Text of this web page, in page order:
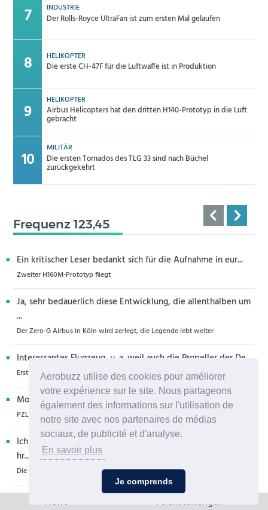
Aerobuzz utilise des cookies pour améliorer
votre expérience sur le site. Nous partageons
également des informations sur l'utilisation de
notre site avec nos partenaires de médias
sociaux, de publicité et d'analyse.
En savoir plus
Je comprends
INDUSTRIE
Der Rolls-Royce UltraFan ist zum ersten Mal gelaufen
HELIKOPTER
Die erste CH-47F für die Luftwaffe ist in Produktion
HELIKOPTER
Airbus Helicopters hat den dritten H140-Prototyp in die Luft
gebracht
MILITÄR
Die ersten Tornados des TLG 33 sind nach Büchel
zurückgekehrt
Frequenz 123,45
Ein kritischer Leser bedankt sich für die Aufnahme in eur...
Zweiter H160M-Prototyp fliegt
Ja, sehr bedauerlich diese Entwicklung, die allenthalben um
...
Der Zero-G Airbus in Köln wird zerlegt, die Legende lebt weiter
Interessantes Flugzeug, u. a. weil auch die Propeller der De...
Erstflug der Piper Seminole DX mit DeltaHawk-Motoren
Moin aus Schiffdorf, danke für die Nachricht. Ich meine,da...
PZL Mielec fertigt die ersten S-70 Firehawk
Ich glaube eher,dass dieser Hubschrauber für die Bundeswe
hr...
Die erste CH-47F für die Luftwaffe ist in Produktion
News Veranstaltungen